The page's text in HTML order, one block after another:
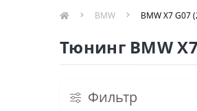
BMW BMW X7 G07
Тюнинг BMW
Фильтр